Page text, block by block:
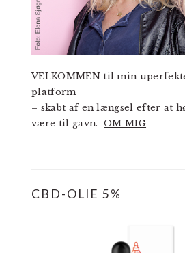
VELKOMMEN til min
platform
– skabt af en længsel efter at
være til gavn.OM MIG
CBD-OLIE 5%